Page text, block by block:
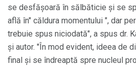
se desfășoară în sălbăticie și se
află în" căldura momentului ", dar
trebuie spus niciodată", a spus dr.
și autor. "În mod evident, ideea de
final și se îndreaptă spre nucleul